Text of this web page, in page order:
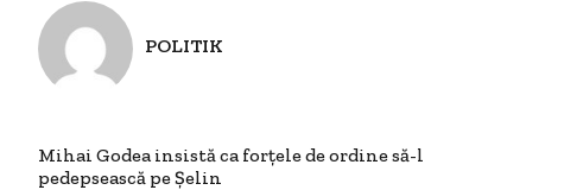
POLITIK
Mihai Godea insistă ca forţele de ordine să-l
pedepsească pe Şelin